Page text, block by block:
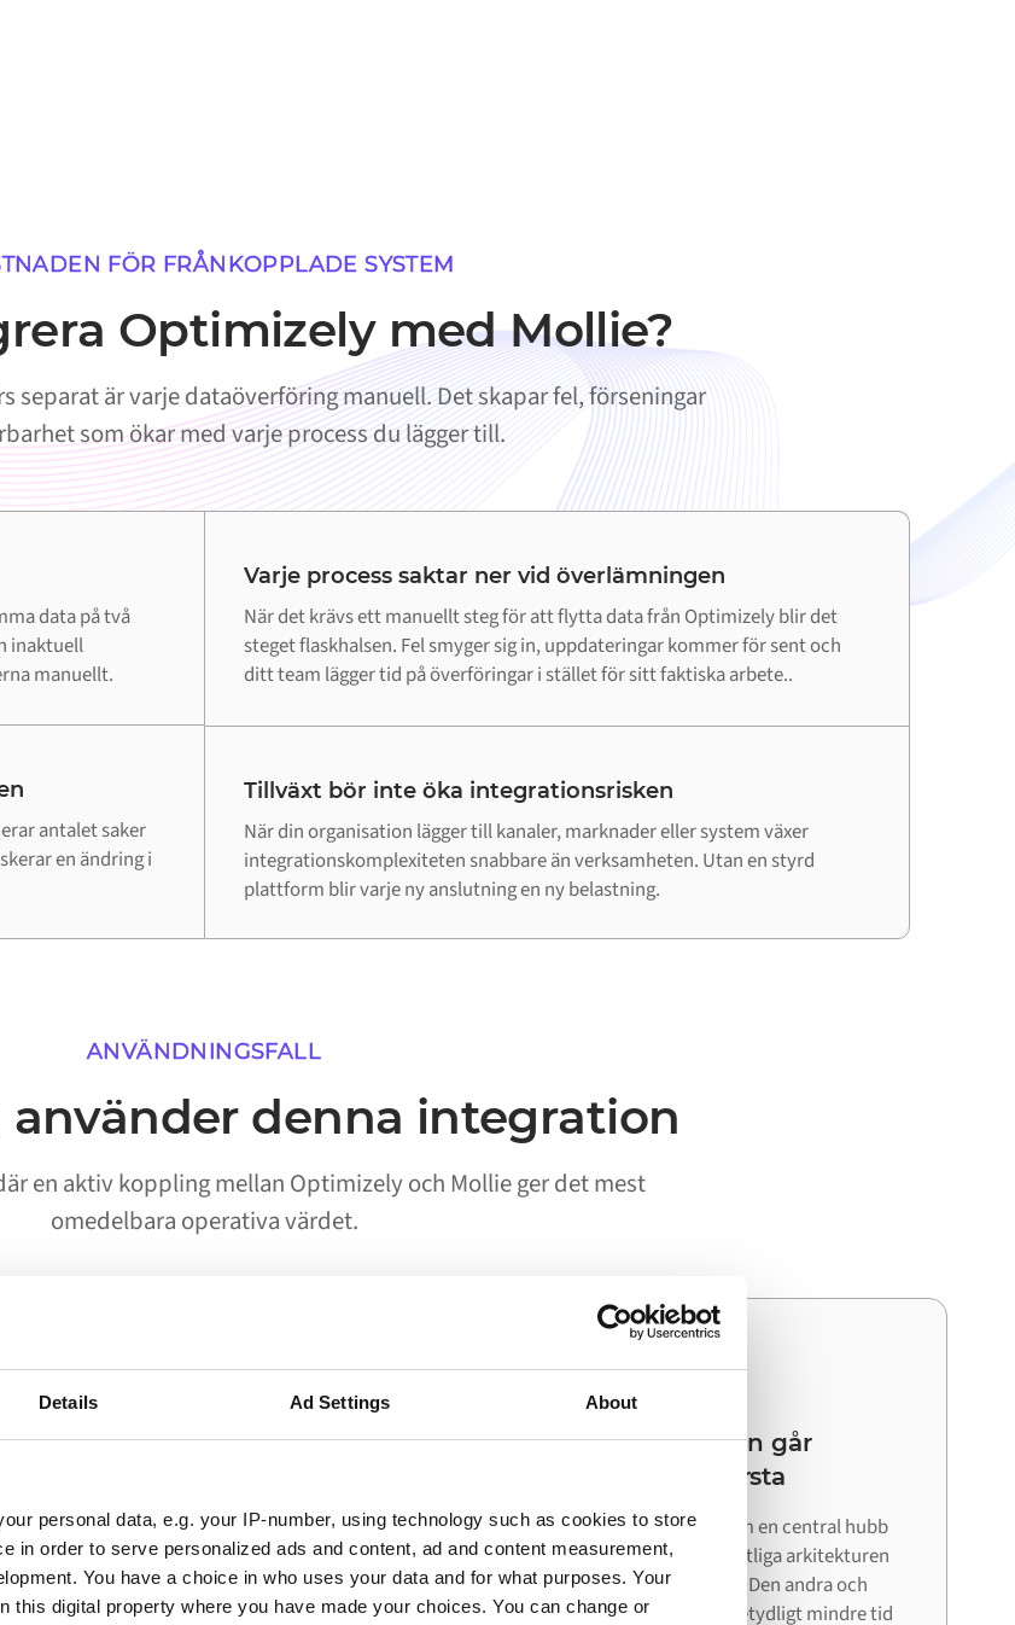
Details Ad Settings About
personal data, e.g. your IP-number, using technology such as cookies to store
in order to serve personalized ads and content, ad and content measurement,
You have a choice in who uses your data and for what purposes. Your
this digital property where you have made your choices. You can change or
FÖR FRÅNKOPPLADE SYSTEM
Optimizely med Mollie?
separat är varje dataöverföring manuell. Det skapar fel, förseningar
som ökar med varje process du lägger till.
data på två
inaktuell
manuellt.
Varje process saktar ner vid överlämningen
När det krävs ett manuellt steg för att flytta data från Optimizely blir det
steget flaskhalsen. Fel smyger sig in, uppdateringar kommer för sent och
ditt team lägger tid på överföringar i stället för sitt faktiska arbete..
antalet saker
en ändring i
Tillväxt bör inte öka integrationsrisken
När din organisation lägger till kanaler, marknader eller system växer
integrationskomplexiteten snabbare än verksamheten. Utan en styrd
plattform blir varje ny anslutning en ny belastning.
ANVÄNDNINGSFALL
använder denna integration
en aktiv koppling mellan Optimizely och Mollie ger det mest
omedelbara operativa värdet.
02
Processer körs utan manuell
Arbetsflöden som tidigare krävde att en person
flyttade data mellan Optimizely och Mollie körs
nu automatiskt. Ditt team får en notis när något
behöver uppmärksammas, inte när allt fungerar
03
Din nästa integration går
snabbare än den första
Eftersom Alumio fungerar som en central hubb
kan du återanvända den befintliga arkitekturen
när du ansluter nästa system. Den andra och
tredje integrationen kräver betydligt mindre tid